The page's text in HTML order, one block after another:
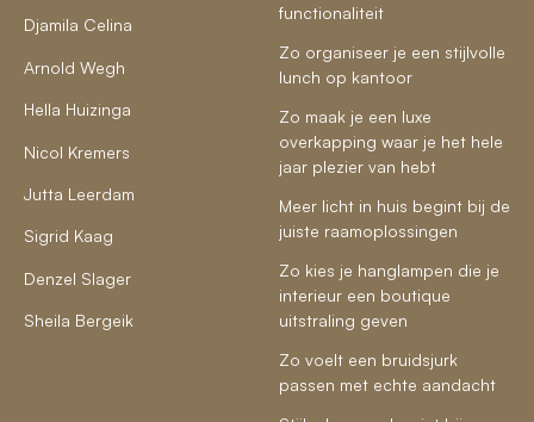
Djamila Celina
Arnold Wegh
Hella Huizinga
Nicol Kremers
Jutta Leerdam
Sigrid Kaag
Denzel Slager
Sheila Bergeik
functionaliteit
Zo organiseer je een stijlvolle
lunch op kantoor
Zo maak je een luxe
overkapping waar je het hele
jaar plezier van hebt
Meer licht in huis begint bij de
juiste raamoplossingen
Zo kies je hanglampen die je
interieur een boutique
uitstraling geven
Zo voelt een bruidsjurk
passen met echte aandacht